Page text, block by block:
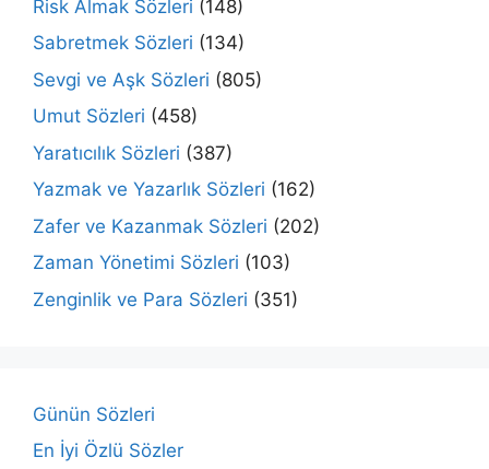
Risk Almak Sözleri (148)
Sabretmek Sözleri (134)
Sevgi ve Aşk Sözleri (805)
Umut Sözleri (458)
Yaratıcılık Sözleri (387)
Yazmak ve Yazarlık Sözleri (162)
Zafer ve Kazanmak Sözleri (202)
Zaman Yönetimi Sözleri (103)
Zenginlik ve Para Sözleri (351)
Günün Sözleri
En İyi Özlü Sözler